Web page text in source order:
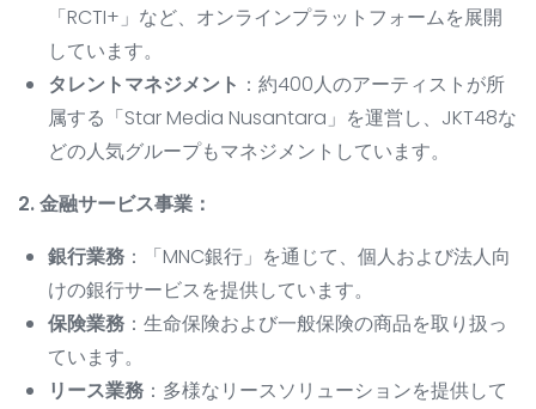
「RCTI+」など、オンラインプラットフォームを展開
しています。
タレントマネジメント ：約400人のアーティストが所
属する「Star Media Nusantara」を運営し、JKT48な
どの人気グループもマネジメントしています。
2. 金融サービス事業：
銀行業務 ：「MNC銀行」を通じて、個人および法人向
けの銀行サービスを提供しています。
保険業務 ：生命保険および一般保険の商品を取り扱っ
ています。
リース業務 ：多様なリースソリューションを提供して